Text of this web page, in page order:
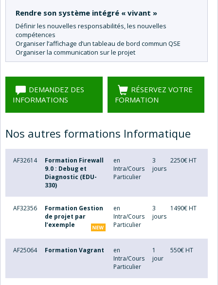
Rendre son système intégré « vivant »
Définir les nouvelles responsabilités, les nouvelles
compétences
Organiser l’affichage d’un tableau de bord commun QSE
Organiser la communication sur le projet
DEMANDEZ DES
INFORMATIONS
RÉSERVEZ VOTRE
FORMATION
Nos autres formations Informatique
AF32614
Formation Firewall
9.0 : Debug et
Diagnostic (EDU-
330)
en
Intra/Cours
Particulier
3
jours
2250€ HT
AF32356
Formation Gestion
de projet par
l’exemple
en
Intra/Cours
Particulier
3
jours
1490€ HT
AF25064 Formation Vagrant
en
Intra/Cours
Particulier
1
jour
550€ HT